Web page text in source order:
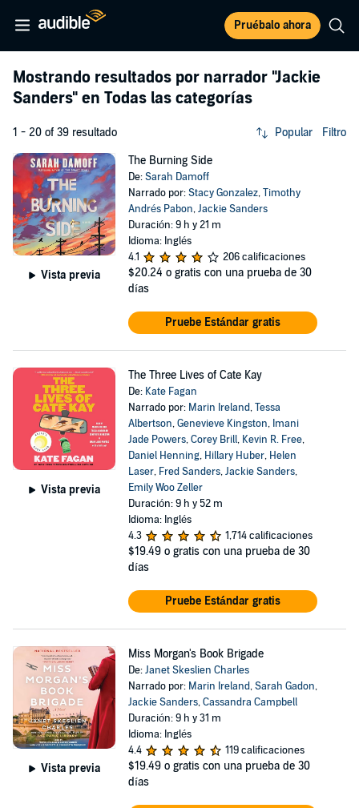
Pruébalo ahora
Mostrando resultados por narrador "Jackie
Sanders" en Todas las categorías
1 - 20 of 39 resultado Popular Filtro
Vista previa
The Burning Side
De:Sarah Damoff
Narrado por:Stacy Gonzalez,Timothy
Andrés Pabon,Jackie Sanders
Duración: 9 h y 21 m
Idioma: Inglés
4.1
206 calificaciones
$20.24 o gratis con una prueba de 30
días
Pruebe Estándar gratis
Vista previa
The Three Lives of Cate Kay
De: Kate Fagan
Narrado por: Marin Ireland,Tessa
Albertson,Genevieve Kingston, Imani
Jade Powers,Corey Brill, Kevin R. Free,
Daniel Henning, Hillary Huber, Helen
Laser, Fred Sanders,Jackie Sanders,
Emily Woo Zeller
Duración: 9 h y 52 m
Idioma: Inglés
4.3
1,714 calificaciones
$19.49 o gratis con una prueba de 30
días
Pruebe Estándar gratis
Vista previa
Miss Morgan's Book Brigade
De:Janet Skeslien Charles
Narrado por: Marin Ireland,Sarah Gadon,
Jackie Sanders,Cassandra Campbell
Duración: 9 h y 31 m
Idioma: Inglés
4.4
119 calificaciones
$19.49 o gratis con una prueba de 30
días